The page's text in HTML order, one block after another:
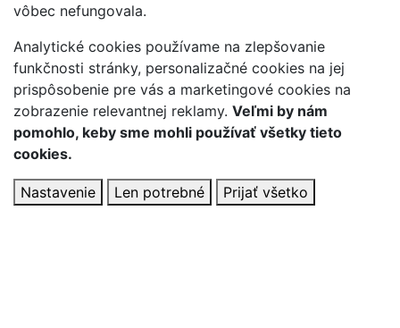
vôbec nefungovala.
Analytické cookies používame na zlepšovanie
funkčnosti stránky, personalizačné cookies na jej
prispôsobenie pre vás a marketingové cookies na
zobrazenie relevantnej reklamy. Veľmi by nám
pomohlo, keby sme mohli používať všetky tieto
cookies.
Nastavenie Len potrebné Prijať všetko